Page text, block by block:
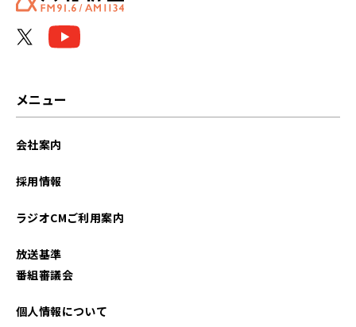
メニュー
会社案内
採用情報
ラジオCMご利用案内
放送基準
番組審議会
個人情報について